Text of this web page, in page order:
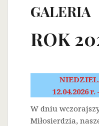
GALERIA
ROK
12.04.2026
W dniu
Miłosierdzia,